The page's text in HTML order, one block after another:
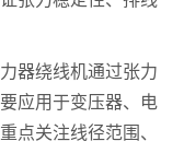
器绕线机通过张力
应用于变压器、电
点关注线径范围、